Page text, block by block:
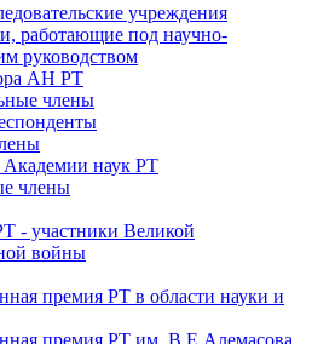
учреждения
работающие под научно-
руководством
АН РТ
члены
Академии наук РТ
члены
- участники Великой
войны
премия РТ в области науки и
премия РТ им. В.Е.Алемасова